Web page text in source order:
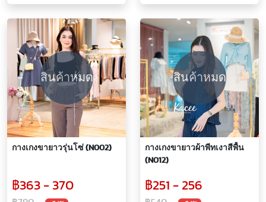
สินค้าหมด
กางเกงขายาวรุ่นโซ่ (N002)
฿363 - 370
สินค้าหมด
กางเกงขายาวผ้าพีทเงาสีพื้น
(N012)
฿251 - 256